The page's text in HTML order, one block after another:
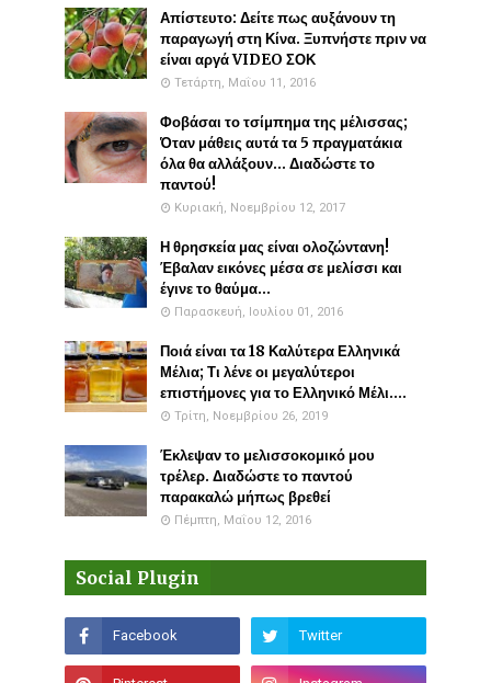
Απίστευτο: Δείτε πως αυξάνουν τη
παραγωγή στη Κίνα. Ξυπνήστε πριν να
είναι αργά VIDEO ΣΟΚ
Τετάρτη, Μαΐου 11, 2016
Φοβάσαι το τσίμπημα της μέλισσας;
Όταν μάθεις αυτά τα 5 πραγματάκια
όλα θα αλλάξουν... Διαδώστε το
παντού!
Κυριακή, Νοεμβρίου 12, 2017
Η θρησκεία μας είναι ολοζώντανη!
Έβαλαν εικόνες μέσα σε μελίσσι και
έγινε το θαύμα...
Παρασκευή, Ιουλίου 01, 2016
Ποιά είναι τα 18 Καλύτερα Ελληνικά
Μέλια; Τι λένε οι μεγαλύτεροι
επιστήμονες για το Ελληνικό Μέλι....
Τρίτη, Νοεμβρίου 26, 2019
Έκλεψαν το μελισσοκομικό μου
τρέλερ. Διαδώστε το παντού
παρακαλώ μήπως βρεθεί
Πέμπτη, Μαΐου 12, 2016
Social Plugin